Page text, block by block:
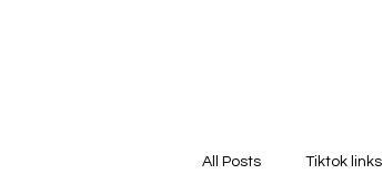
All Posts Tiktok links